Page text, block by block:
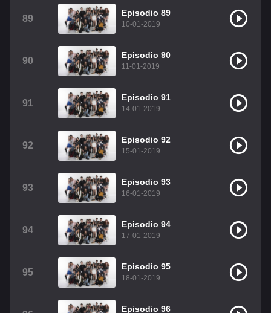
89
Episodio 89
10-01-2019
90
Episodio 90
11-01-2019
91
Episodio 91
14-01-2019
92
Episodio 92
15-01-2019
93
Episodio 93
16-01-2019
94
Episodio 94
17-01-2019
95
Episodio 95
18-01-2019
Episodio 96